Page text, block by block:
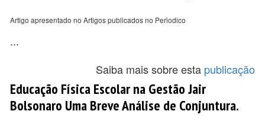
Artigo apresentado no Artigos publicados no Periodico
...
Saiba mais sobre esta publicação
Educação Física Escolar na Gestão Jair
Bolsonaro Uma Breve Análise de Conjuntura.